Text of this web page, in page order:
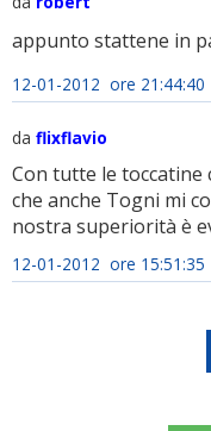
appunto stattene in
12-01-2012 ore 21:44:40
da flixflavio
Con tutte le toccatine
che anche Togni mi
nostra superiorità è
12-01-2012 ore 15:51:35